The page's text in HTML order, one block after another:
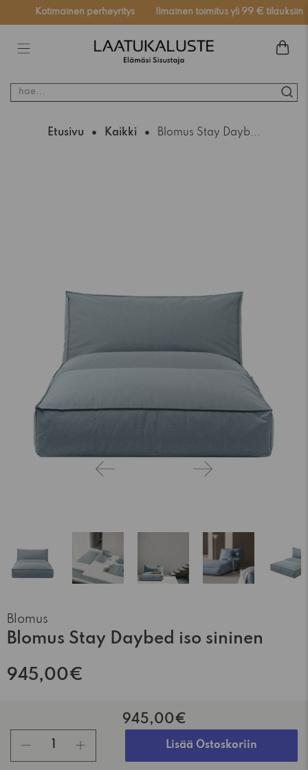
Kotimainen perheyritys Ilmainen toimitus yli 99 € tilauksiin
hae...
Etusivu Kaikki Blomus Stay Dayb...
Blomus
Blomus Stay Daybed iso sininen
945,00€
945,00€
Lisää Ostoskoriin